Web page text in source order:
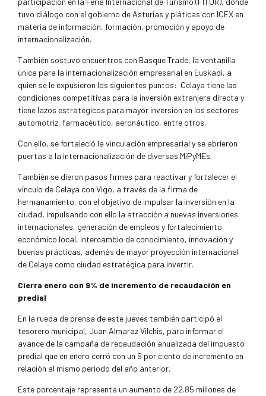
tuvo diálogo con el gobierno de Asturias y pláticas con ICEX en
materia de información, formación, promoción y apoyo de
internacionalización.
También sostuvo encuentros con Basque Trade, la ventanilla
única para la internacionalización empresarial en Euskadi, a
quien se le expusieron los siguientes puntos: Celaya tiene las
condiciones competitivas para la inversión extranjera directa y
tiene lazos estratégicos para mayor inversión en los sectores
automotriz, farmacéutico, aeronáutico, entre otros.
Con ello, se fortaleció la vinculación empresarial y se abrieron
puertas a la internacionalización de diversas MiPyMEs.
También se dieron pasos firmes para reactivar y fortalecer el
vínculo de Celaya con Vigo, a través de la firma de
hermanamiento, con el objetivo de impulsar la inversión en la
ciudad, impulsando con ello la atracción a nuevas inversiones
internacionales, generación de empleos y fortalecimiento
económico local, intercambio de conocimiento, innovación y
buenas prácticas, además de mayor proyección internacional
de Celaya como ciudad estratégica para invertir.
Cierra enero con 9% de incremento de recaudación en
predial
En la rueda de prensa de este jueves también participó el
tesorero municipal, Juan Almaraz Vilchis, para informar el
avance de la campaña de recaudación anualizada del impuesto
predial que en enero cerró con un 9 por ciento de incremento en
relación al mismo periodo del año anterior.
Este porcentaje representa un aumento de 22.85 millones de